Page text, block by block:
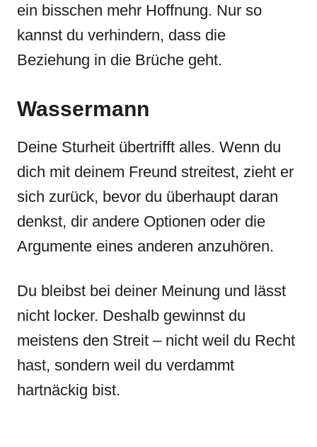
ein bisschen mehr Hoffnung. Nur so
kannst du verhindern, dass die
Beziehung in die Brüche geht.
Wassermann
Deine Sturheit übertrifft alles. Wenn du
dich mit deinem Freund streitest, zieht er
sich zurück, bevor du überhaupt daran
denkst, dir andere Optionen oder die
Argumente eines anderen anzuhören.
Du bleibst bei deiner Meinung und lässt
nicht locker. Deshalb gewinnst du
meistens den Streit – nicht weil du Recht
hast, sondern weil du verdammt
hartnäckig bist.